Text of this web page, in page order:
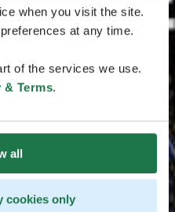
when you visit the site.
at any time.
of the services we use.
& Terms.
all
cookies only